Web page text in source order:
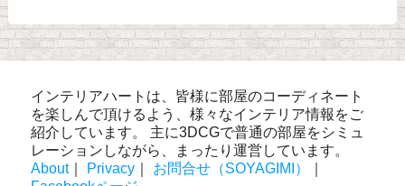
インテリアハートは、皆様に部屋のコーディネート
を楽しんで頂けるよう、様々なインテリア情報をご
紹介しています。 主に3DCGで普通の部屋をシミュ
レーションしながら、まったり運営しています。
About｜ Privacy お問合せ（SOYAGIMI）